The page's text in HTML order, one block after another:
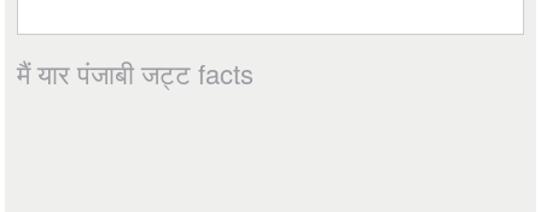
मैं यार पंजाबी जट्ट facts